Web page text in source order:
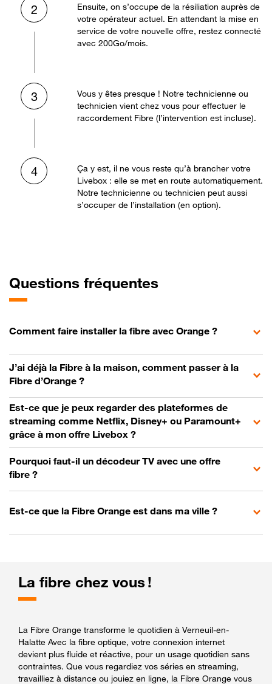
2
Ensuite, on s’occupe de la résiliation auprès de
votre opérateur actuel. En attendant la mise en
service de votre nouvelle offre, restez connecté
avec 200Go/mois.
3
Vous y êtes presque ! Notre technicienne ou
technicien vient chez vous pour effectuer le
raccordement Fibre (l’intervention est incluse).
4
Ça y est, il ne vous reste qu’à brancher votre
Livebox : elle se met en route automatiquement.
Notre technicienne ou technicien peut aussi
s’occuper de l’installation (en option).
Questions fréquentes
Comment faire installer la fibre avec Orange ?
J’ai déjà la Fibre à la maison, comment passer à la
Fibre d’Orange ?
Est-ce que je peux regarder des plateformes de
streaming comme Netflix, Disney+ ou Paramount+
grâce à mon offre Livebox ?
Pourquoi faut-il un décodeur TV avec une offre
fibre ?
Est-ce que la Fibre Orange est dans ma ville ?
La fibre chez vous !
La Fibre Orange transforme le quotidien à Verneuil-en-
Halatte Avec la fibre optique, votre connexion internet
devient plus fluide et réactive, pour un usage quotidien sans
contraintes. Que vous regardiez vos séries en streaming,
travailliez à distance ou jouiez en ligne, la Fibre Orange vous